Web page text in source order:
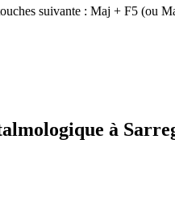
suivante : Maj + F5 (ou
à